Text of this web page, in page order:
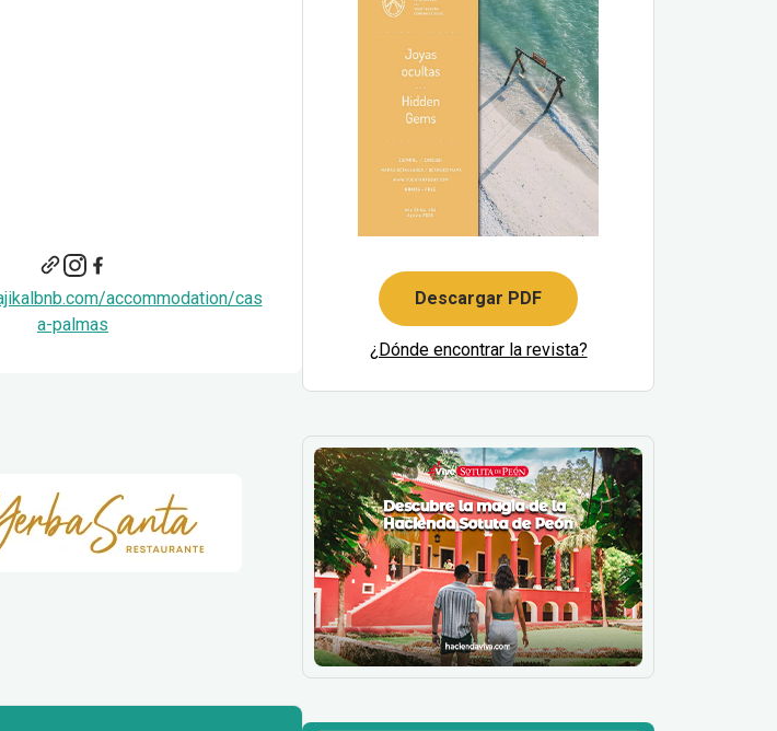
accommodation/cas
a-palmas
Descargar PDF
¿Dónde encontrar la revista?